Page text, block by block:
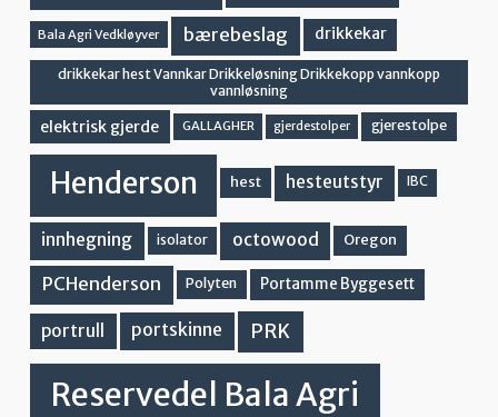
Bala Agri Vedkløyver bærebeslag drikkekar
drikkekar hest Vannkar Drikkeløsning Drikkekopp vannkopp
vannløsning
elektrisk gjerde GALLAGHER gjerdestolper gjerestolpe
Henderson hest hesteutstyr IBC
innhegning isolator octowood Oregon
PCHenderson Polyten Portamme Byggesett
portrull portskinne PRK
Reservedel Bala Agri